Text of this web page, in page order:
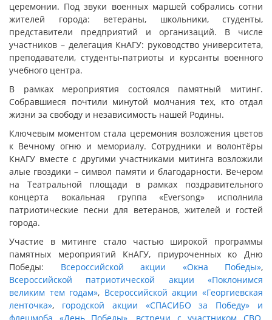
церемонии. Под звуки военных маршей собрались сотни
жителей города: ветераны, школьники, студенты,
представители предприятий и организаций. В числе
участников – делегация КнАГУ: руководство университета,
преподаватели, студенты-патриоты и курсанты военного
учебного центра.
В рамках мероприятия состоялся памятный митинг.
Собравшиеся почтили минутой молчания тех, кто отдал
жизни за свободу и независимость нашей Родины.
Ключевым моментом стала церемония возложения цветов
к Вечному огню и мемориалу. Сотрудники и волонтёры
КнАГУ вместе с другими участниками митинга возложили
алые гвоздики – символ памяти и благодарности. Вечером
на Театральной площади в рамках поздравительного
концерта вокальная группа «Eversong» исполнила
патриотические песни для ветеранов, жителей и гостей
города.
Участие в митинге стало частью широкой программы
памятных мероприятий КнАГУ, приуроченных ко Дню
Победы: Всероссийской акции «Окна Победы»,
Всероссийской патриотической акции «Поклонимся
великим тем годам», Всероссийской акции «Георгиевская
ленточка», городской акции «СПАСИБО за Победу» и